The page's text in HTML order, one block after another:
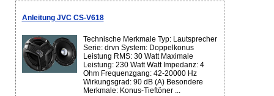
Anleitung JVC CS-V618
Technische Merkmale Typ: Lautsprecher
Serie: drvn System: Doppelkonus
Leistung RMS: 30 Watt Maximale
Leistung: 230 Watt Watt Impedanz: 4
Ohm Frequenzgang: 42-20000 Hz
Wirkungsgrad: 90 dB (A) Besondere
Merkmale: Konus-Tieftöner ...